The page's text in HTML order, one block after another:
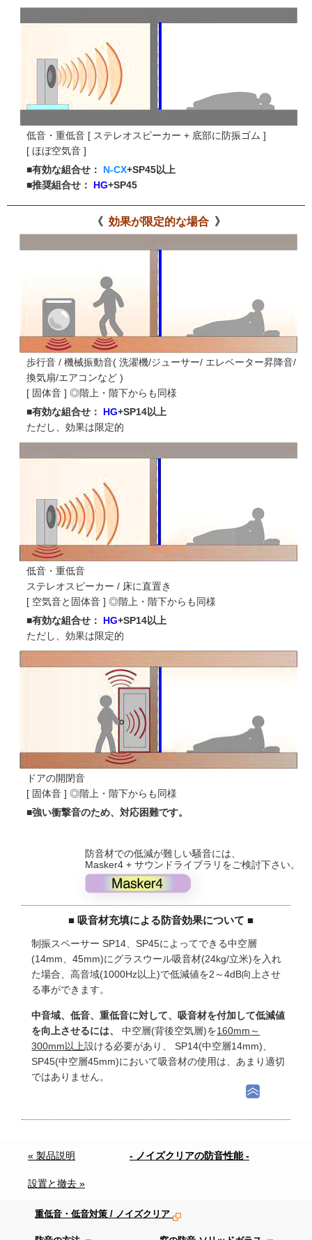
低音・重低音 [ ステレオスピーカー + 底部に防振ゴム ]
[ ほぼ空気音 ]
■有効な組合せ： N-CX+SP45以上
■推奨組合せ： HG+SP45
効果が限定的な場合
歩行音 / 機械振動音( 洗濯機/ジューサー/ エレベーター昇降音/
換気扇/エアコンなど )
[ 固体音 ] ◎階上・階下からも同様
■有効な組合せ： HG+SP14以上
ただし、効果は限定的
低音・重低音
ステレオスピーカー / 床に直置き
[ 空気音と固体音 ] ◎階上・階下からも同様
■有効な組合せ： HG+SP14以上
ただし、効果は限定的
ドアの開閉音
[ 固体音 ] ◎階上・階下からも同様
■強い衝撃音のため、対応困難です。
防音材での低減が難しい騒音には、
Masker4 + サウンドライブラリをご検討下さい。
■ 吸音材充填による防音効果について ■
制振スペーサー SP14、SP45によってできる中空層
(14mm、45mm)にグラスウール吸音材(24kg/立米)を入れ
た場合、高音域(1000Hz以上)で低減値を2～4dB向上させ
る事ができます。
中音域、低音、重低音に対して、吸音材を付加して低減値
を向上させるには、
中空層(背後空気層)を160mm～
300mm以上設ける必要があり、 SP14(中空層14mm)、
SP45(中空層45mm)において吸音材の使用は、あまり適切
ではありません。
« 製品説明 - ノイズクリアの防音性能 -
設置と撤去 »
重低音・低音対策 / ノイズクリア